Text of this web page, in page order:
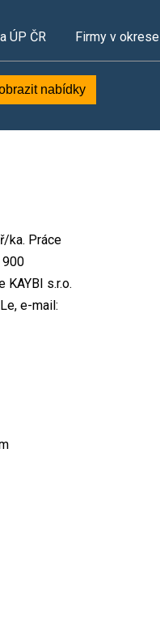
ÚP ČR Firmy v okrese
nabídky
ka. Práce
900
s.r.o.
e-mail: